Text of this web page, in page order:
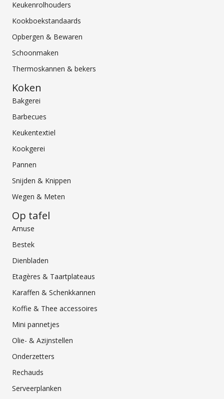
Keukenrolhouders
Kookboekstandaards
Opbergen & Bewaren
Schoonmaken
Thermoskannen & bekers
Koken
Bakgerei
Barbecues
Keukentextiel
Kookgerei
Pannen
Snijden & Knippen
Wegen & Meten
Op tafel
Amuse
Bestek
Dienbladen
Etagères & Taartplateaus
Karaffen & Schenkkannen
Koffie & Thee accessoires
Mini pannetjes
Olie- & Azijnstellen
Onderzetters
Rechauds
Serveerplanken